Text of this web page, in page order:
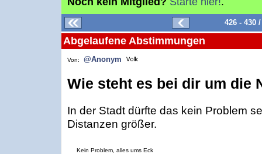
426 - 430
Abgelaufene Abstimmungen
Von: @Anonym
Wie steht es bei dir um die
In der Stadt dürfte das kein Problem
Distanzen größer.
Kein Problem, alles ums Eck